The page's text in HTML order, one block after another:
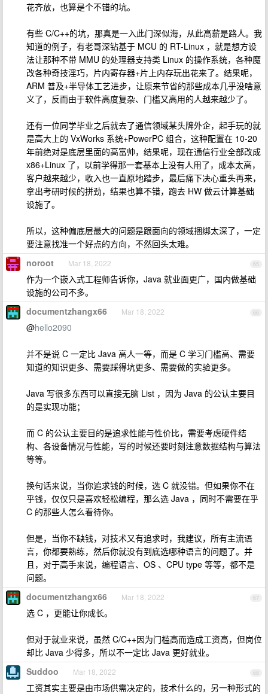
花齐放，也算是个不错的坑。
有些 C/C++的坑，那真是一入此门深似海，从此高薪是路人。我
知道的例子，有老哥深钻基于 MCU 的 RT-Linux ，就是想方设
法让那种不带 MMU 的处理器支持类 Linux 的操作系统，各种魔
改各种奇技淫巧，片内寄存器+片上内存玩出花来了。结果呢，
ARM 普及+半导体工艺进步，让原来节省的那些成本几乎没啥意
义了，反而由于软件高度复杂、门槛又高用的人越来越少了。
还有一位同学毕业之后就去了通信领域某头牌外企，起手玩的就
是高大上的 VxWorks 系统+PowerPC 组合，这种配置在 10-20
年前绝对是底层里面的高富帅，结果呢，现在通信行业全部改成
x86+Linux 了，以前学得那一套基本上没有人用了，成本太高，
客户越来越少，收入也一直原地踏步，最后痛下决心重头再来，
拿出考研时候的拼劲，结果也算不错，跑去 HW 做云计算基础
设施了。
所以，这种偏底层最大的问题是跟面向的领域捆绑太深了，一定
要注意找准一个好点的方向，不然回头太难。
65
noroot Mar 18, 2022
作为一个嵌入式工程师告诉你，Java 就业面更广，国内做基础
设施的公司不多。
66
documentzhangx66 Mar 18, 2022
@hello2090
并不是说 C 一定比 Java 高人一等，而是 C 学习门槛高、需要
知道的知识更多、需要踩得坑更多、需要做的实验更多。
Java 写很多东西可以直接无脑 List ，因为 Java 的公认主要目
的是实现功能；
而 C 的公认主要目的是追求性能与性价比，需要考虑硬件结
构、各设备情况与性能，写的时候还要时刻注意数据结构与算法
等等。
换句话来说，当你追求钱的时候，选 C 就没错。但如果你不在
乎钱，仅仅只是喜欢轻松编程，那么选 Java ，同时不需要在乎
C 的那些人怎么看待你。
但是，当你不缺钱，对技术又有追求时，我建议，所有主流语
言，你都要熟练，然后你就没有到底选哪种语言的问题了。并
且，对于高手来说，编程语言、OS 、CPU type 等等，都不是
问题。
67
documentzhangx66 Mar 18, 2022
选 C ，更能让你成长。
但对于就业来说，虽然 C/C++因为门槛高而造成工资高，但岗位
却比 Java 少得多，所以不一定比 Java 更好就业。
68
Suddoo Mar 18, 2022
工资其实主要是由市场供需决定的，技术什么的，另一种形式的